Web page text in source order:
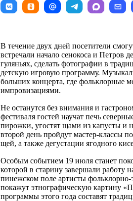
В течение двух дней посетители
встречали начало сенокоса и Петров
гуляньях, сделать фотографии в
детскую игровую программу.
больших концерта, где фольклорные
импровизациями.
Не останутся без внимания и
фестиваля гостей научат печь
пирожки, угостят щами из капусты и
второй день пройдут мастер-классы
щей, а также дегустации ягодного
Особым событием 19 июля станет
которой в старину завершали работу
пинежском поле артисты фольклорно-
покажут этнографическую картину
программы этого года составят